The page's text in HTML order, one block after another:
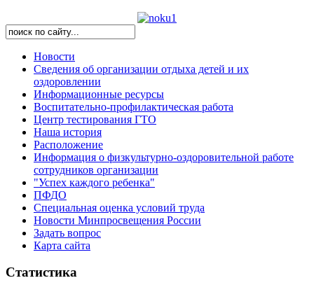
Новости
Сведения об организации отдыха детей и их
оздоровлении
Информационные ресурсы
Воспитательно-профилактическая работа
Центр тестирования ГТО
Наша история
Расположение
Информация о физкультурно-оздоровительной работе
сотрудников организации
"Успех каждого ребенка"
ПФДО
Специальная оценка условий труда
Новости Минпросвещения России
Задать вопрос
Карта сайта
Статистика